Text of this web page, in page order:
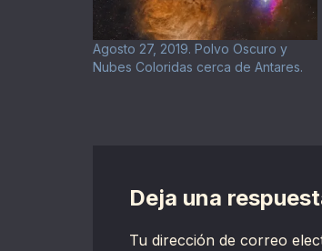
Agosto 27, 2019. Polvo Oscuro y
Nubes Coloridas cerca de Antares.
Deja una
Tu dirección de correo